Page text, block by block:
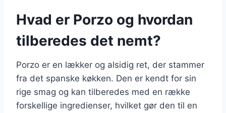
Hvad er Porzo og hvordan
tilberedes det nemt?
Porzo er en lækker og alsidig ret, der stammer
fra det spanske køkken. Den er kendt for sin
rige smag og kan tilberedes med en række
forskellige ingredienser, hvilket gør den til en